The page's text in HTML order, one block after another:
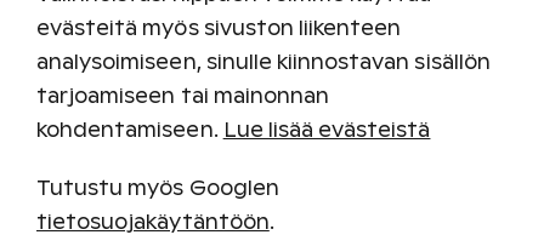
Hansel
Holiday Club on Hanselin puitesopimustoimittaja
ja tarjoaa Hansel-asiakkaille sopimushinnat
työmajoituksiin. Majoitussopimuksessa on mukana
Lue lisää
evästeitä myös sivuston liikenteen
analysoimiseen, sinulle kiinnostavan sisällön
tarjoamiseen tai mainonnan
kohdentamiseen. Lue lisää evästeistä
Tutustu myös Googlen
tietosuojakäytäntöön.